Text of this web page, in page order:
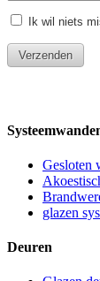
Gesloten
glazen
Deuren